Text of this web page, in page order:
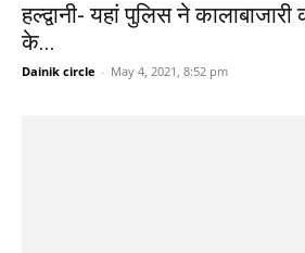
हल्द्वानी- यहां पुलिस ने
के...
Dainik circle - May 4, 2021, 8:52 pm